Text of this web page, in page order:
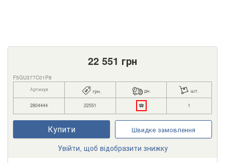
22 551 грн
F5GU377C01P8
Артикул грн. дн. шт.
2804444 22551 ☎ 1
Купити Швидке замовлення
Увійти, щоб відобразити знижку